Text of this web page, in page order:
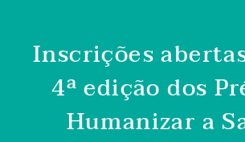
Inscrições
4ª edição dos
Humanizar a